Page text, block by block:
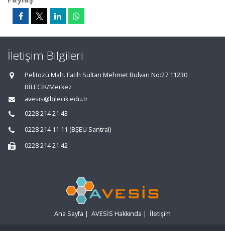
İletişim Bilgileri
Pelitözü Mah. Fatih Sultan Mehmet Bulvarı No:27 11230
BİLECİK/Merkez
avesis@bilecik.edu.tr
0228 214 21 43
0228 214 11 11 (BŞEÜ Santral)
0228 214 21 42
Ana Sayfa | AVESİS Hakkında | İletişim